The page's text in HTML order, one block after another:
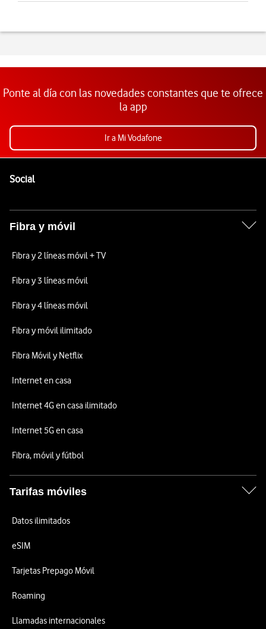
Ponte al día con las novedades constantes que te ofrece
la app
Ir a Mi Vodafone
SocialEnlaces a las redes sociales de Vodafone
Fibra y móvil
Fibra y 2 líneas móvil + TV
Fibra y 3 líneas móvil
Fibra y 4 líneas móvil
Fibra y móvil ilimitado
Fibra Móvil y Netflix
Internet en casa
Internet 4G en casa ilimitado
Internet 5G en casa
Fibra, móvil y fútbol
Tarifas móviles
Datos ilimitados
eSIM
Tarjetas Prepago Móvil
Roaming
Llamadas internacionales